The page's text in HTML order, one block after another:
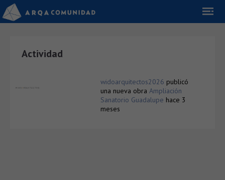
Actividad
widoarquitectos2026 publicó
una nueva obra Ampliación
Sanatorio Guadalupe hace 3
meses